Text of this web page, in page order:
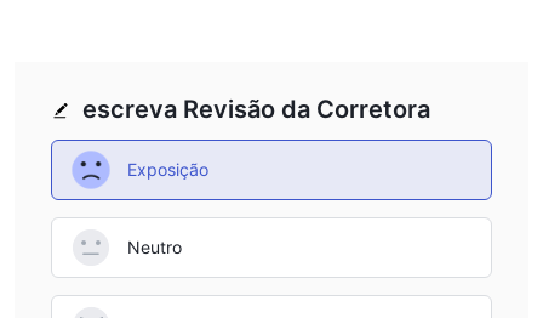
escreva Revisão da Corretora
Exposição
Neutro